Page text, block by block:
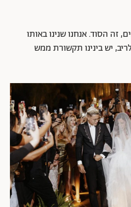
זה הסוד. אנחנו שנינו באותו
יש בינינו תקשורת ממש